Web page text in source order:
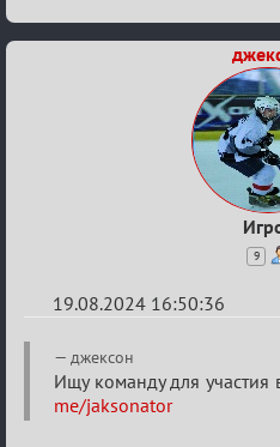
9
19.08.2024 16:50:36
Re:
Waiting
XI
джексон
Ищу команду для участия
me/jaksonator